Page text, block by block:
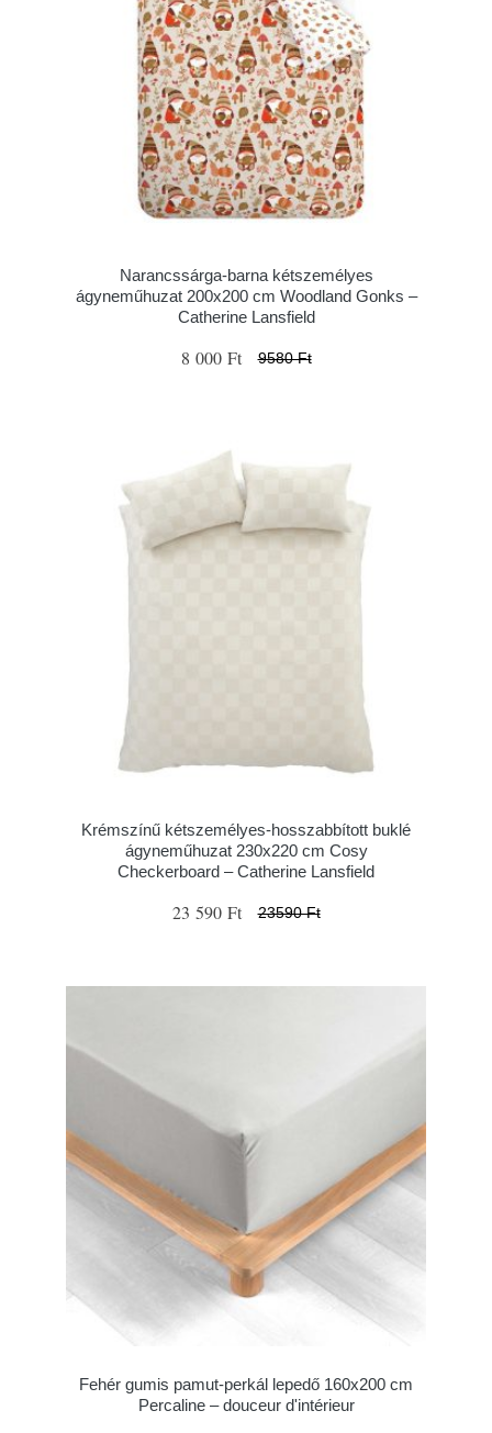
Narancssárga-barna kétszemélyes
ágyneműhuzat 200x200 cm Woodland Gonks –
Catherine Lansfield
8 000 Ft 9580 Ft
Krémszínű kétszemélyes-hosszabbított buklé
ágyneműhuzat 230x220 cm Cosy
Checkerboard – Catherine Lansfield
23 590 Ft 23590 Ft
Fehér gumis pamut-perkál lepedő 160x200 cm
Percaline – douceur d'intérieur